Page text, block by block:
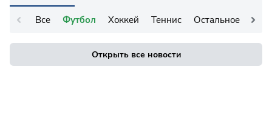
Все Футбол Хоккей Теннис Остальное
Открыть все новости